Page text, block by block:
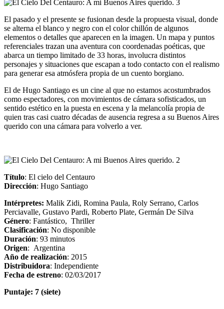
El pasado y el presente se fusionan desde la propuesta visual, donde
se alterna el blanco y negro con el color chillón de algunos
elementos o detalles que aparecen en la imagen. Un mapa y puntos
referenciales trazan una aventura con coordenadas poéticas, que
abarca un tiempo limitado de 33 horas, involucra distintos
personajes y situaciones que escapan a todo contacto con el realismo
para generar esa atmósfera propia de un cuento borgiano.
El de Hugo Santiago es un cine al que no estamos acostumbrados
como espectadores, con movimientos de cámara sofisticados, un
sentido estético en la puesta en escena y la melancolía propia de
quien tras casi cuatro décadas de ausencia regresa a su Buenos Aires
querido con una cámara para volverlo a ver.
Título: El cielo del Centauro
Dirección: Hugo Santiago
Intérpretes: Malik Zidi, Romina Paula, Roly Serrano, Carlos
Perciavalle, Gustavo Pardi, Roberto Plate, Germán De Silva
Género: Fantástico, Thriller
Clasificación: No disponible
Duración: 93 minutos
Origen: Argentina
Año de realización: 2015
Distribuidora: Independiente
Fecha de estreno: 02/03/2017
Puntaje: 7 (siete)